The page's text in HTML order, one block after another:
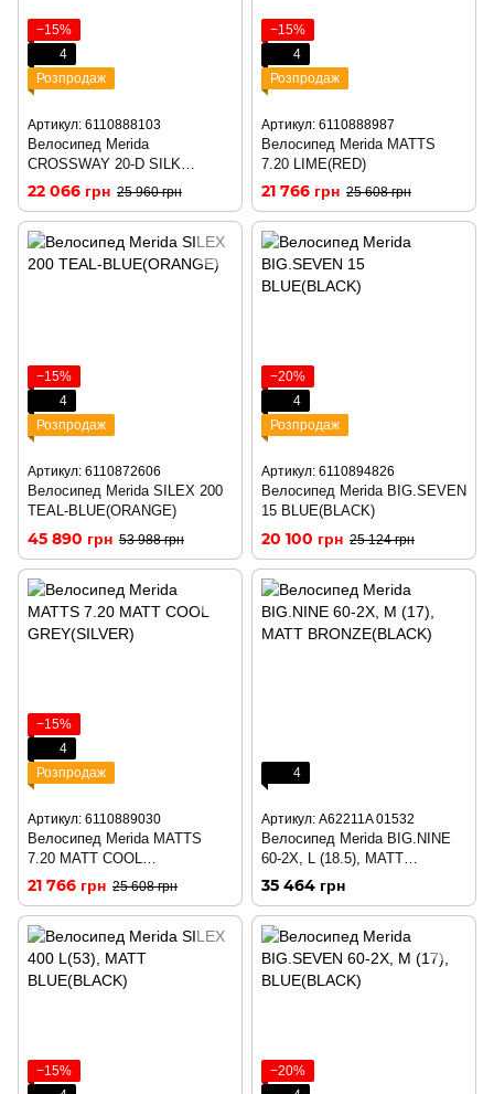
−15%
4
Розпродаж
Артикул: 6110888103
Велосипед Merida
CROSSWAY 20-D SILK
ANTHRACITE(GREY/BLACK)
22 066 грн 25 960 грн
−15%
4
Розпродаж
Артикул: 6110888987
Велосипед Merida MATTS
7.20 LIME(RED)
21 766 грн 25 608 грн
−15%
4
Розпродаж
Артикул: 6110872606
Велосипед Merida SILEX 200
TEAL-BLUE(ORANGE)
45 890 грн 53 988 грн
−20%
4
Розпродаж
Артикул: 6110894826
Велосипед Merida BIG.SEVEN
15 BLUE(BLACK)
20 100 грн 25 124 грн
−15%
4
Розпродаж
Артикул: 6110889030
Велосипед Merida MATTS
7.20 MATT COOL
GREY(SILVER)
21 766 грн 25 608 грн
4
Артикул: A62211A 01532
Велосипед Merida BIG.NINE
60-2X, L (18.5), MATT
BRONZE(BLACK)
35 464 грн
−15%
−20%